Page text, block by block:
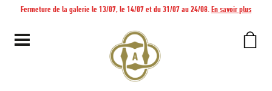
Fermeture de la galerie le 13/07, le 14/07 et du 31/07 au 24/08. En savoir plus